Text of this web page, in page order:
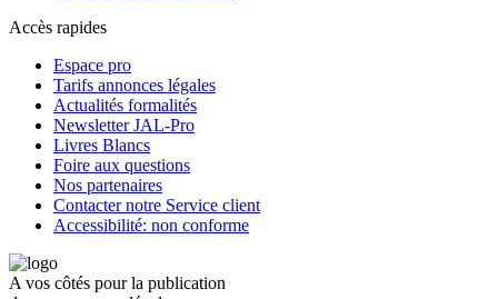
Accès rapides
Espace pro
Tarifs annonces légales
Actualités formalités
Newsletter JAL-Pro
Livres Blancs
Foire aux questions
Nos partenaires
Contacter notre Service client
Accessibilité: non conforme
A vos côtés pour la publication